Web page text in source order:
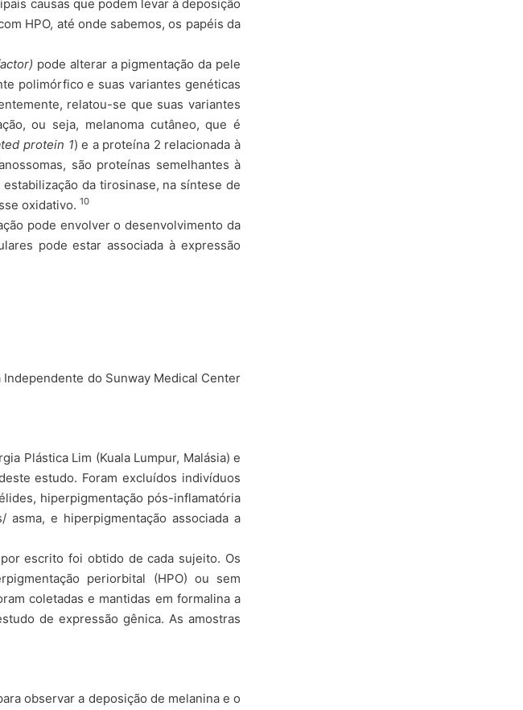
causas que podem levar à deposição
HPO, até onde sabemos, os papéis da
pode alterar a pigmentação da pele
polimórfico e suas variantes genéticas
relatou-se que suas variantes
ou seja, melanoma cutâneo, que é
protein 1) e a proteína 2 relacionada à
são proteínas semelhantes à
da tirosinase, na síntese de
oxidativo. 10
pode envolver o desenvolvimento da
pode estar associada à expressão
Independente do Sunway Medical Center
Plástica Lim (Kuala Lumpur, Malásia) e
estudo. Foram excluídos indivíduos
hiperpigmentação pós-inflamatória
asma, e hiperpigmentação associada a
escrito foi obtido de cada sujeito. Os
periorbital (HPO) ou sem
coletadas e mantidas em formalina a
de expressão gênica. As amostras
observar a deposição de melanina e o